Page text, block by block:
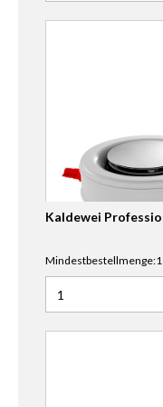
Kaldewei
Mindestbestellmenge:1
Anzahl für